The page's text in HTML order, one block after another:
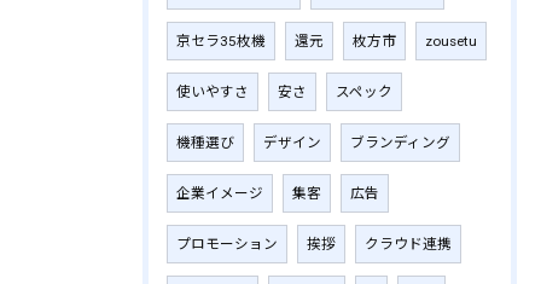
京セラ35枚機 還元 枚方市 zousetu
使いやすさ 安さ スペック
機種選び デザイン ブランディング
企業イメージ 集客 広告
プロモーション 挨拶 クラウド連携